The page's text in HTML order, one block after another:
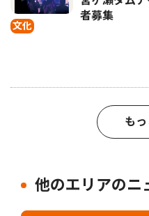
文化
者募集
も
他のエリアのニ